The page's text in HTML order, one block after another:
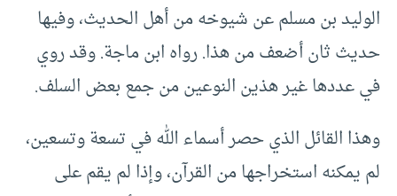
الوليد بن مسلم عن شيوخه من أهل الحديث، وفيها
حديث ثان أضعف من هذا‏.‏ رواه ابن ماجة‏.‏ وقد روي
في عددها غير هذين النوعين من جمع بعض السلف‏.‏
وهذا القائل الذي حصر أسماء الله في تسعة وتسعين،
لم يمكنه استخراجها من القرآن، وإذا لم يقم على